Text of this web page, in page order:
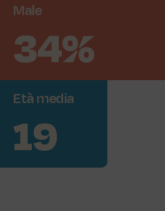
Male
34%
Etàmedia
19